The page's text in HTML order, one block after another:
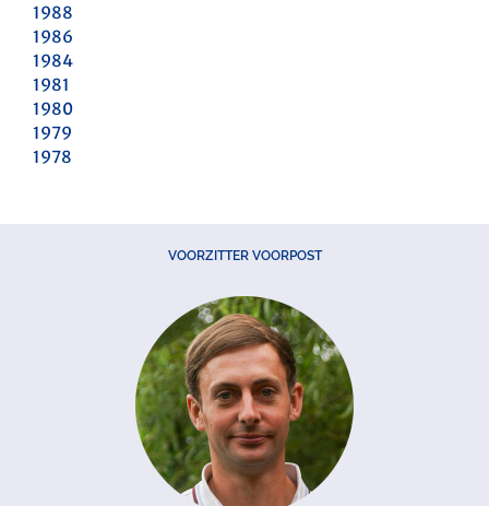
1988
1986
1984
1981
1980
1979
1978
VOORZITTER VOORPOST